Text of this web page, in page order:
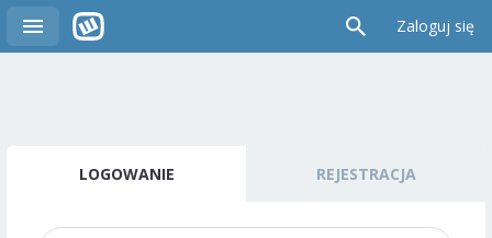
Zaloguj się
LOGOWANIE REJESTRACJA